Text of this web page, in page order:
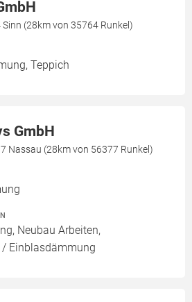
(28km von 35764 Runkel)
Teppich
GmbH
Nassau (28km von 56377 Runkel)
Neubau Arbeiten,
/ Einblasdämmung